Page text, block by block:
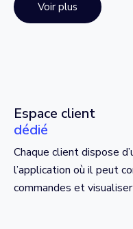
Voir plus
Espace client
dédié
Chaque client dispose
l’application où il peut
commandes et